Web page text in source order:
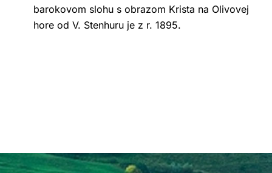
barokovom slohu s obrazom Krista na Olivovej
hore od V. Stenhuru je z r. 1895.